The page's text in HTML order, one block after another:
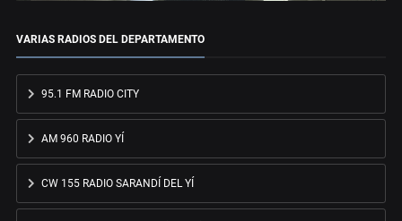
VARIAS RADIOS DEL DEPARTAMENTO
95.1 FM RADIO CITY
AM 960 RADIO YÍ
CW 155 RADIO SARANDÍ DEL YÍ